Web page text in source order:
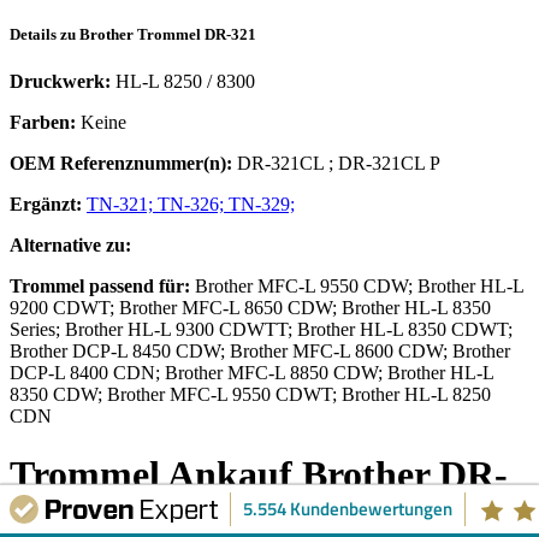
Details zu Brother Trommel DR-321
Druckwerk: HL-L 8250 / 8300
Farben: Keine
OEM Referenznummer(n): DR-321CL ; DR-321CL P
Ergänzt: TN-321; TN-326; TN-329;
Alternative zu:
Trommel passend für: Brother MFC-L 9550 CDW; Brother HL-L
9200 CDWT; Brother MFC-L 8650 CDW; Brother HL-L 8350
Series; Brother HL-L 9300 CDWTT; Brother HL-L 8350 CDWT;
Brother DCP-L 8450 CDW; Brother MFC-L 8600 CDW; Brother
DCP-L 8400 CDN; Brother MFC-L 8850 CDW; Brother HL-L
8350 CDW; Brother MFC-L 9550 CDWT; Brother HL-L 8250
CDN
TrommelAnkaufBrotherDR-
321
5.554 Kundenbewertungen